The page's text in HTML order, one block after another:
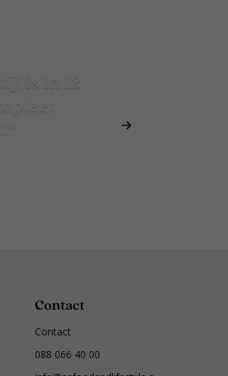
Contact
Contact
088 066 40 00